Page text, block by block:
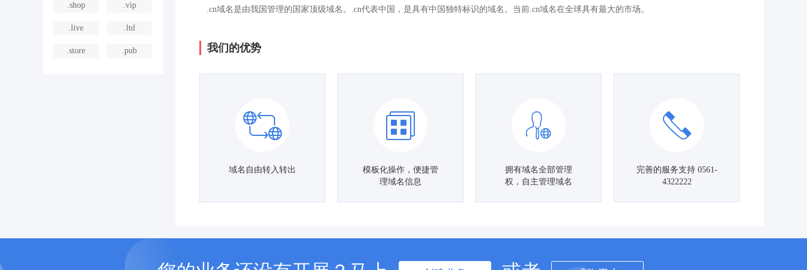
.shop .vip
.live .ltd
.store .pub
.cn域名是由我国管理的国家顶级域名。.cn代表中国，是具有中国独特标识的域名。当前.cn域名在全球具有最大的市场。
我们的优势
域名自由转入转出
模板化操作，便捷管
理域名信息
拥有域名全部管理
权，自主管理域名
完善的服务支持 0561-
4322222